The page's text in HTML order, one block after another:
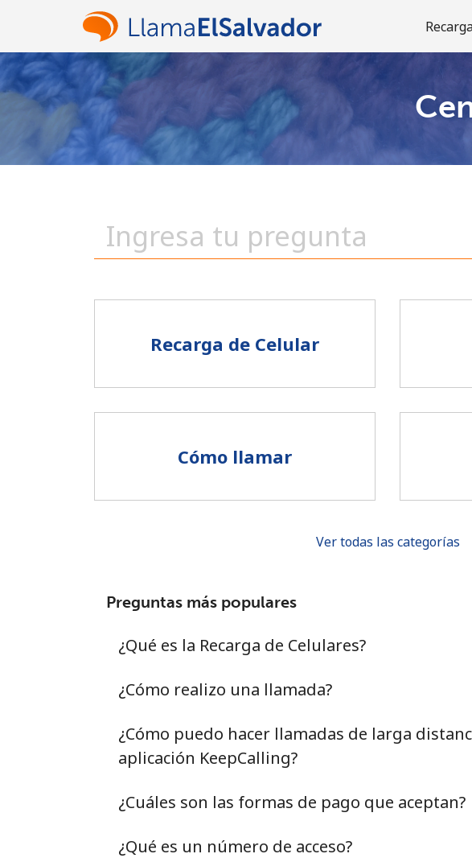
Recarga de Celular
Cómo llamar
Ver todas las categorías
Preguntas más populares
¿Qué es la Recarga de Celulares?
¿Cómo realizo una llamada?
¿Cómo puedo hacer llamadas de larga
aplicación KeepCalling?
¿Cuáles son las formas de pago que aceptan?
¿Qué es un número de acceso?